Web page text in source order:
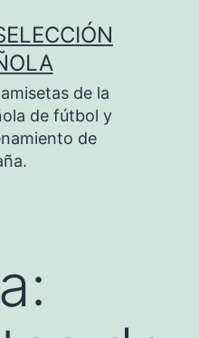
de la
de fútbol y
de